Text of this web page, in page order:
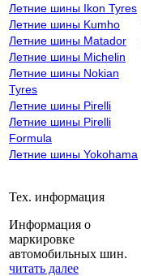
Летние шины Ikon Tyres
Летние шины Kumho
Летние шины Matador
Летние шины Michelin
Летние шины Nokian
Tyres
Летние шины Pirelli
Летние шины Pirelli
Formula
Летние шины Yokohama
Тех. информация
Информация о
маркировке
автомобильных шин.
читать далее